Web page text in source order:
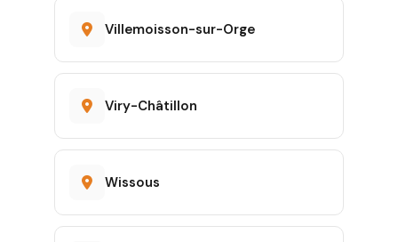
Villemoisson-sur-Orge
Viry-Châtillon
Wissous